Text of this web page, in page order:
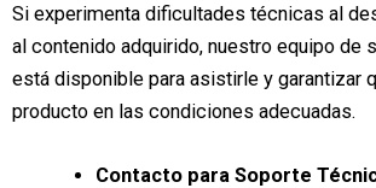
Si experimenta dificultades técnicas al
al contenido adquirido, nuestro equipo de
está disponible para asistirle y garantizar
producto en las condiciones adecuadas.
Contacto para Soporte